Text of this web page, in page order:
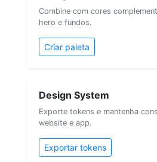
Combine com cores
hero e fundos.
Criar paleta
Design System
Exporte tokens e mantenha
website e app.
Exportar tokens